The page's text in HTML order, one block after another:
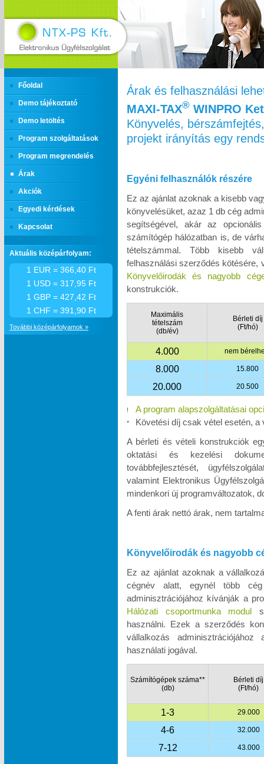
Főoldal
Demo tájékoztató
Demo letöltés
Program szolgáltatások
Program megrendelés
Árak
Akciók
Egyedi kérdések
Kapcsolat
Árak és felhasználási
MAXI‑TAX® WINPRO
Könyvelés,
projekt irányítás egy
Egyéni felhasználók részére
Ez az ajánlat azoknak a kisebb
könyvelésüket, azaz 1 db cég
segítségével, akár az
számítógép hálózatban is, de
tételszámmal. Több kisebb
felhasználási szerződés kötésére,
Könyvelőirodák és nagyobb
konstrukciók.
Maximális
tételszám
(db/év)
Bérleti díj
(Ft/hó)
4.000 nem
8.000 15.800
20.000 20.500
! A program alapszolgáltatásai
*
Követési díj csak vétel esetén, a
A bérleti és vételi konstrukciók
oktatási és kezelési
továbbfejlesztését,
valamint Elektronikus
mindenkori új programváltozatok,
A fenti árak nettó árak, nem
Könyvelőirodák és nagyobb
Ez az ajánlat azoknak a
cégnév alatt, egynél több
adminisztrációjához kívánják a
Hálózati csoportmunka modul
használni. Ezek a szerződés
vállalkozás
használati jogával.
Számítógépek száma**
(db)
Bérleti díj
(Ft/hó)
1-3 29.000
4-6 32.000
7-12 43.000
Aktuális középárfolyam:
1 EUR = 366,40 Ft
1 USD = 317,95 Ft
1 GBP = 427,42 Ft
1 CHF = 391,90 Ft
További középárfolyamok »